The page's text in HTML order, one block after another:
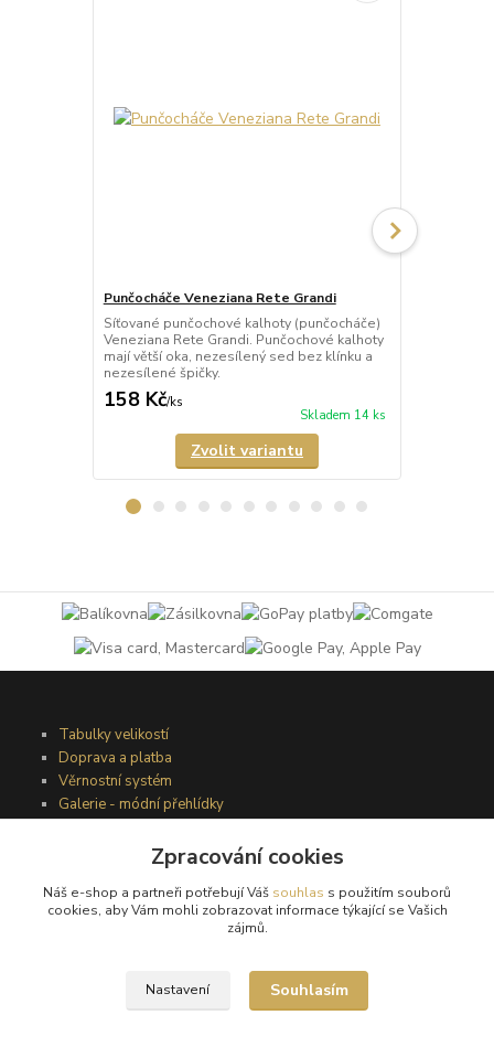
Punčocháče Veneziana Rete Grandi
Síťované punčochové kalhoty (punčocháče)
Veneziana Rete Grandi. Punčochové kalhoty
mají větší oka, nezesílený sed bez klínku a
nezesílené špičky.
158 Kč/ks
Skladem 14 ks
Zvolit variantu
Tabulky velikostí
Doprava a platba
Věrnostní systém
Galerie - módní přehlídky
Podmínky užití webového rozhraní
Obchodní podmínky
Zpracování cookies
Náš e-shop a partneři potřebují Váš souhlas s použitím souborů
cookies, aby Vám mohli zobrazovat informace týkající se Vašich
zájmů.
Nastavení Souhlasím